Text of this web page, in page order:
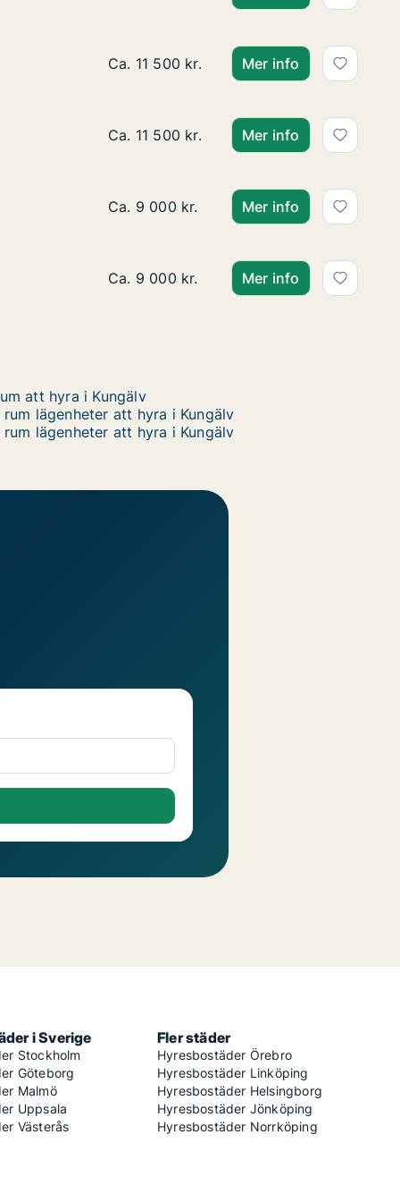
Ca. 50 m2 lägenhet att hyra i Kungälv,
Ca. 11 500 kr. Mer info
Ca. 50 m2 lägenhet att hyra i Kungälv,
Ca. 11 500 kr. Mer info
Ca. 30 m2 lägenhet att hyra i Kungälv,
Ca. 9 000 kr. Mer info
Ca. 30 m2 lägenhet att hyra i Kungälv,
Ca. 9 000 kr. Mer info
att hyra i Kungälv
rum lägenheter att hyra i Kungälv
rum lägenheter att hyra i Kungälv
i Sverige
Stockholm
Göteborg
Malmö
Uppsala
Västerås
Fler städer
Hyresbostäder Örebro
Hyresbostäder Linköping
Hyresbostäder Helsingborg
Hyresbostäder Jönköping
Hyresbostäder Norrköping